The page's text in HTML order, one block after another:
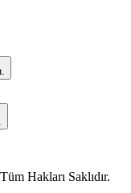
Hakları Saklıdır.